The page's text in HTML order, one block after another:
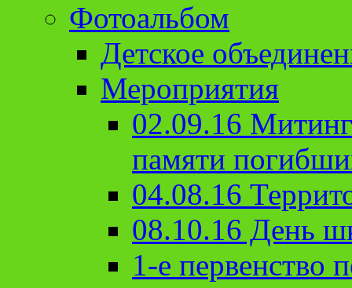
Фотоальбом
Детское
Мероприятия
02.09.16
памяти
04.08.16
08.10.16 День
1-е первенство